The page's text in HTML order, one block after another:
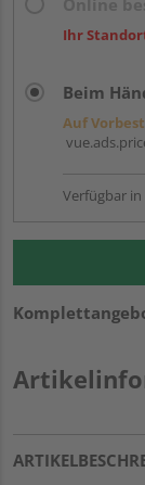
Ihr
Beim
Auf
Verfügbar